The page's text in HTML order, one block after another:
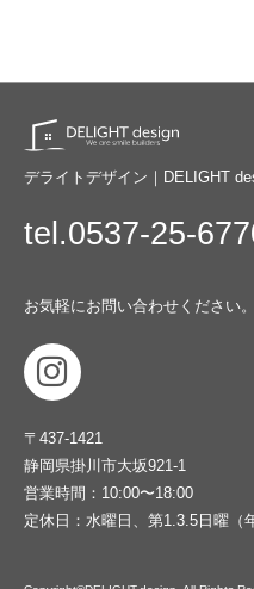
デライトデザイン｜DELIGHT
tel.0537-25-
お気軽にお問い合わせください。
〒437-1421
静岡県掛川市大坂921-1
営業時間：10:00〜18:00
定休日：水曜日、第1.3.5日曜（